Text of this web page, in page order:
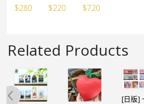
$280 $220 $720
Related Products